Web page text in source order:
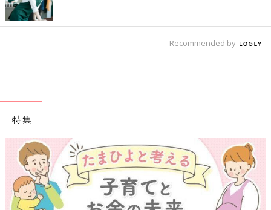
Recommended by
特集